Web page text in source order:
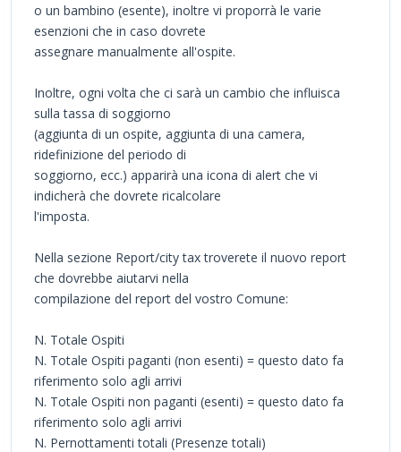
o un bambino (esente), inoltre vi proporrà le varie
esenzioni che in caso dovrete
assegnare manualmente all'ospite.
Inoltre, ogni volta che ci sarà un cambio che influisca
sulla tassa di soggiorno
(aggiunta di un ospite, aggiunta di una camera,
ridefinizione del periodo di
soggiorno, ecc.) apparirà una icona di alert che vi
indicherà che dovrete ricalcolare
l'imposta.
Nella sezione Report/city tax troverete il nuovo report
che dovrebbe aiutarvi nella
compilazione del report del vostro Comune:
N. Totale Ospiti
N. Totale Ospiti paganti (non esenti) = questo dato fa
riferimento solo agli arrivi
N. Totale Ospiti non paganti (esenti) = questo dato fa
riferimento solo agli arrivi
N. Pernottamenti totali (Presenze totali)